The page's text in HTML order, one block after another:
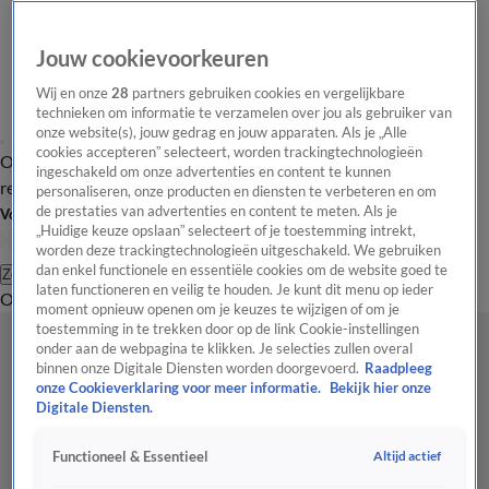
Overzicht Laatste nieuws Regionieuws Het beste van Hart
Tip de
redactie
Volg Hart van Nederland
Zoeken
OverzichtRegioUitzendingenWeerTip de redactiePanelVideo's
Jouw cookievoorkeuren
Wij en onze28 partners gebruiken cookies en vergelijkbare
technieken om informatie te verzamelen over jou als gebruiker van
onze website(s), jouw gedrag en jouw apparaten. Als je „Alle
cookies accepteren” selecteert, worden trackingtechnologieën
ingeschakeld om onze advertenties en content te kunnen
personaliseren, onze producten en diensten te verbeteren en om
de prestaties van advertenties en content te meten. Als je
„Huidige keuze opslaan” selecteert of je toestemming intrekt,
worden deze trackingtechnologieën uitgeschakeld. We gebruiken
dan enkel functionele en essentiële cookies om de website goed te
laten functioneren en veilig te houden. Je kunt dit menu op ieder
moment opnieuw openen om je keuzes te wijzigen of om je
toestemming in te trekken door op de link Cookie-instellingen
onder aan de webpagina te klikken. Je selecties zullen overal
binnen onze Digitale Diensten worden doorgevoerd. Raadpleeg
onze Cookieverklaring voor meer informatie.
Bekijk hier onze
Digitale Diensten.
Functioneel & Essentieel Altijd actief